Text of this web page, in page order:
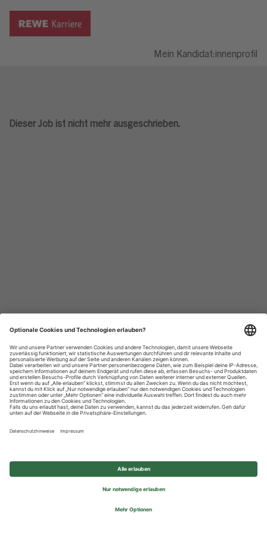
Mein Kandidat:innenprofil
Dieser Job ist nicht mehr ausgeschrieben.
Datenschutzhinweise
Impressum
Privatsphäre-Einstellungen
© 2026 REWE Group - All rights reserved